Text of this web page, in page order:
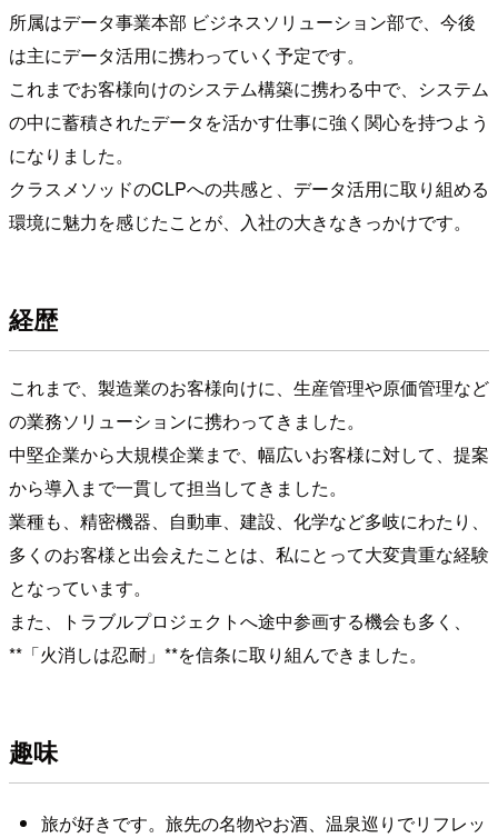
所属はデータ事業本部 ビジネスソリューション部で、今後
は主にデータ活用に携わっていく予定です。
これまでお客様向けのシステム構築に携わる中で、システム
の中に蓄積されたデータを活かす仕事に強く関心を持つよう
になりました。
クラスメソッドのCLPへの共感と、データ活用に取り組める
環境に魅力を感じたことが、入社の大きなきっかけです。
経歴
これまで、製造業のお客様向けに、生産管理や原価管理など
の業務ソリューションに携わってきました。
中堅企業から大規模企業まで、幅広いお客様に対して、提案
から導入まで一貫して担当してきました。
業種も、精密機器、自動車、建設、化学など多岐にわたり、
多くのお客様と出会えたことは、私にとって大変貴重な経験
となっています。
また、トラブルプロジェクトへ途中参画する機会も多く、
**「火消しは忍耐」**を信条に取り組んできました。
趣味
旅が好きです。旅先の名物やお酒、温泉巡りでリフレッ